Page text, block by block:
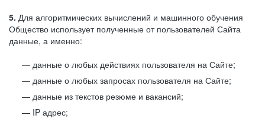
5. Для алгоритмических вычислений и машинного обучения
Общество использует полученные от пользователей Сайта
данные, а именно:
данные о любых действиях пользователя на Сайте;
данные о любых запросах пользователя на Сайте;
данные из текстов резюме и вакансий;
IP адрес;